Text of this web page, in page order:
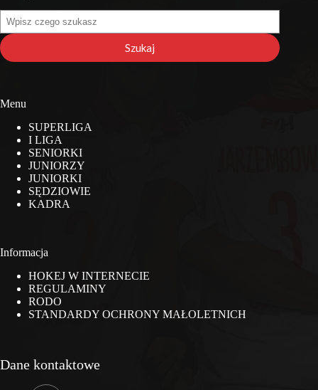
Szukaj
na
stronie
Szukaj
Menu
SUPERLIGA
I LIGA
SENIORKI
JUNIORZY
JUNIORKI
SĘDZIOWIE
KADRA
Informacja
HOKEJ W INTERNECIE
REGULAMINY
RODO
STANDARDY OCHRONY MAŁOLETNICH
Dane kontaktowe